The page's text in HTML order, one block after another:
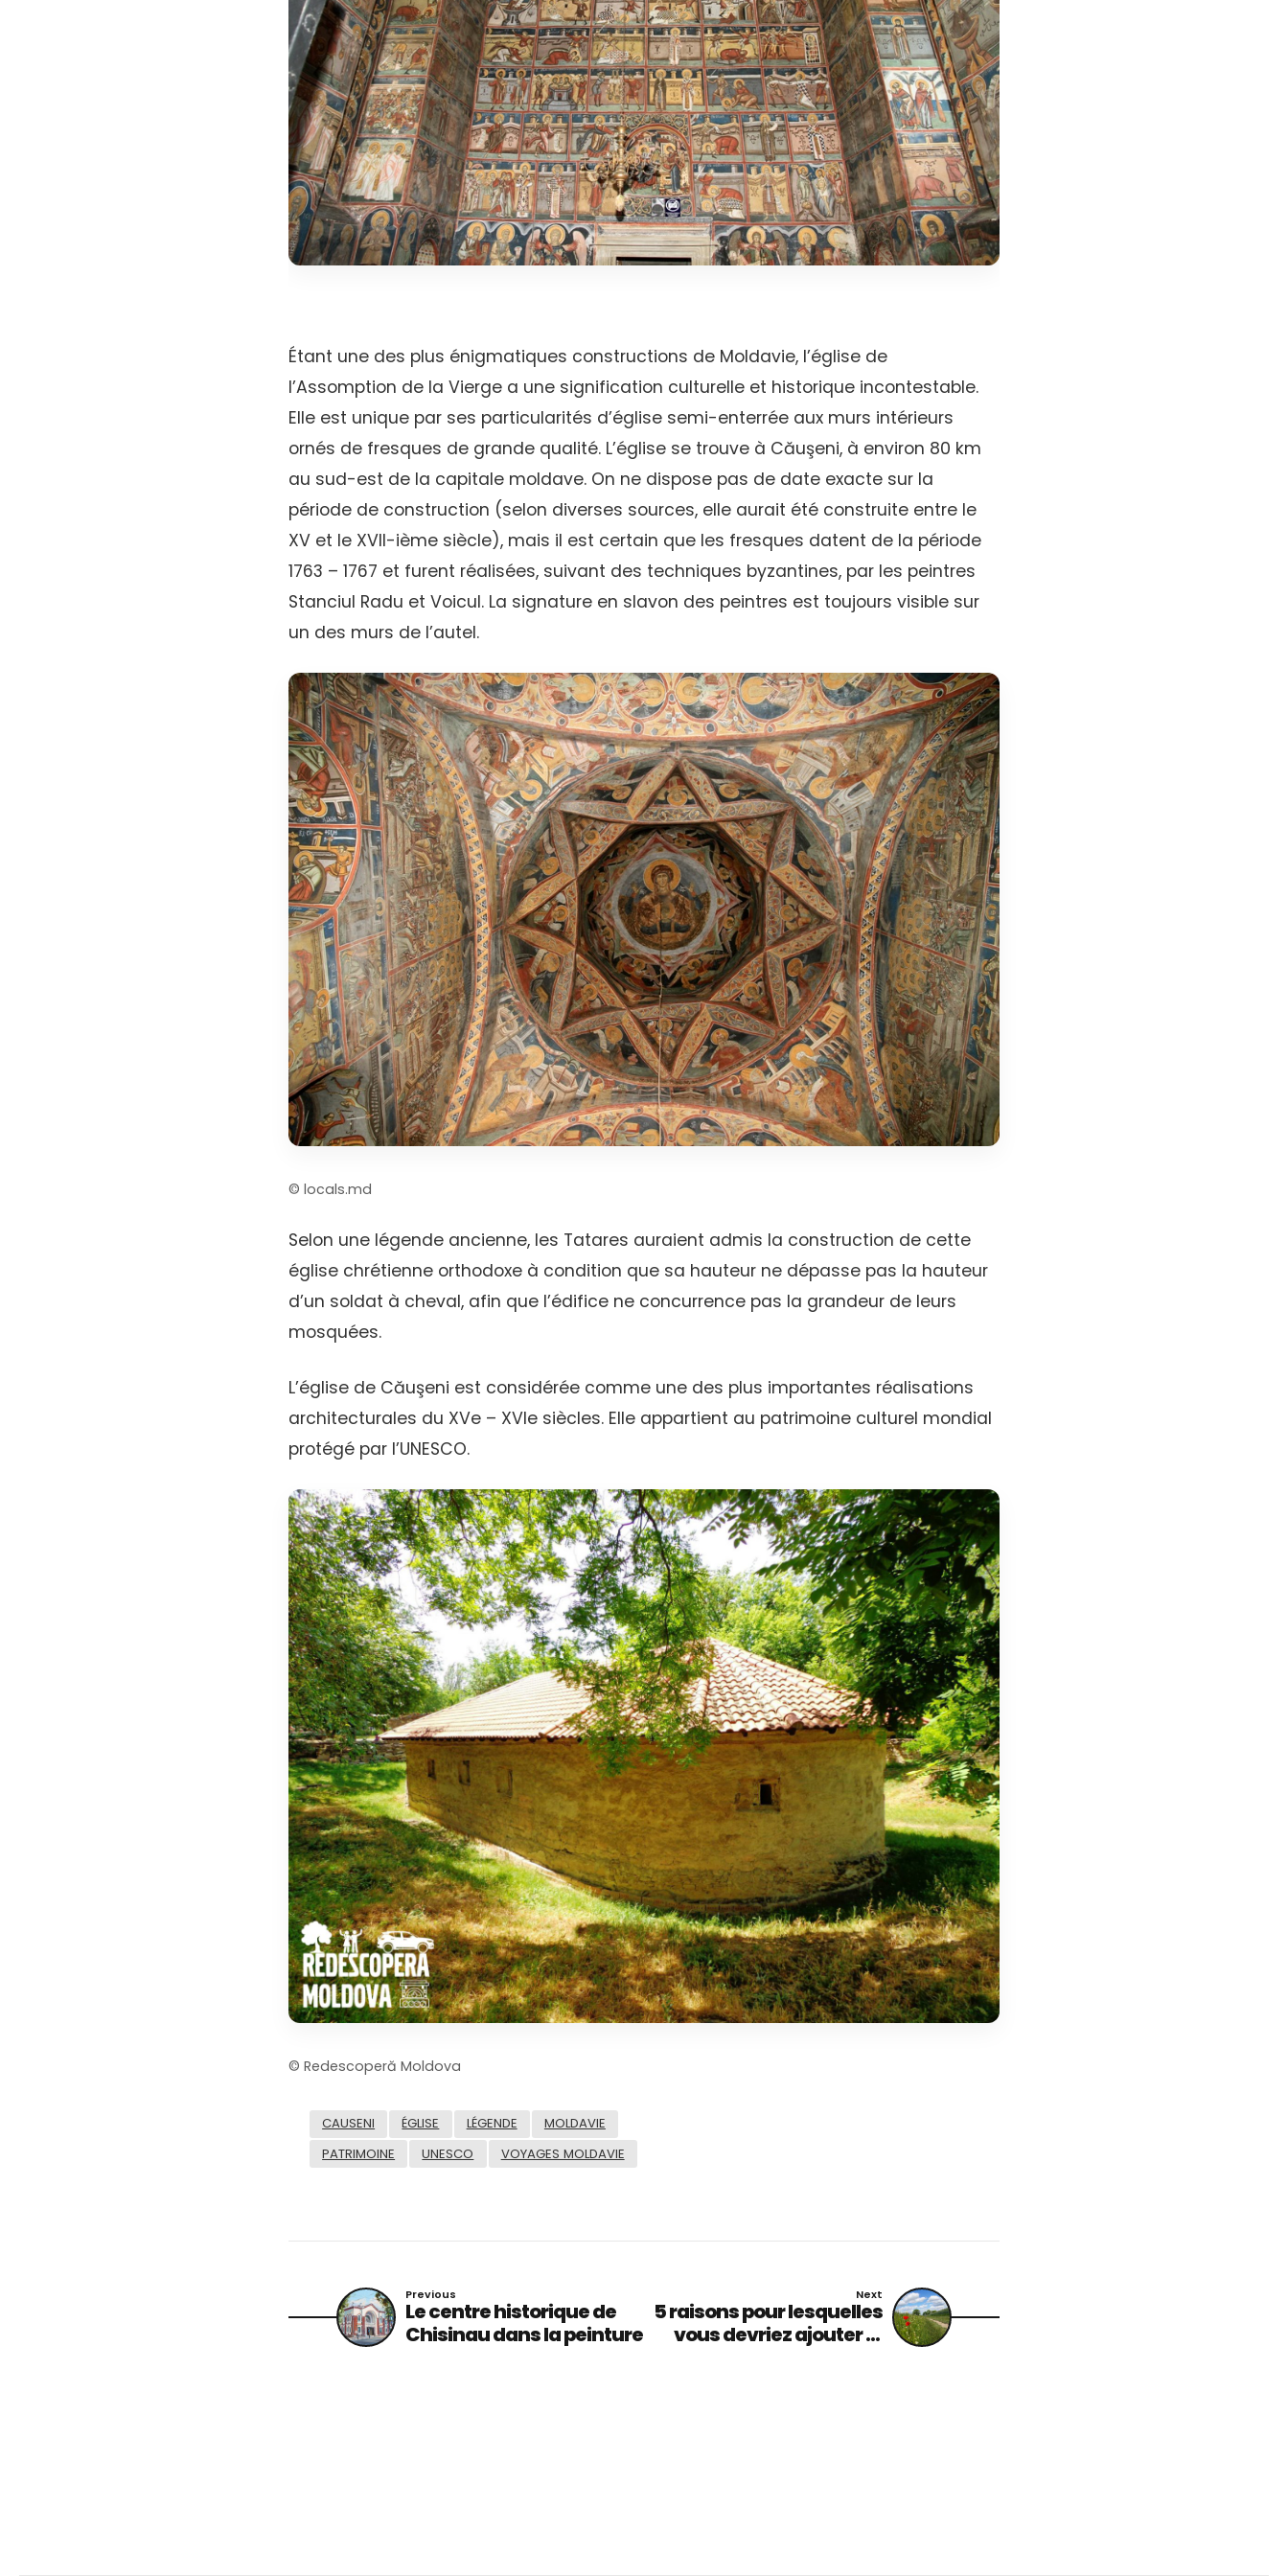
Étant une des plus énigmatiques constructions de Moldavie, l’église de
l’Assomption de la Vierge a une signification culturelle et historique incontestable.
Elle est unique par ses particularités d’église semi-enterrée aux murs intérieurs
ornés de fresques de grande qualité. L’église se trouve à Căuşeni, à environ 80 km
au sud-est de la capitale moldave. On ne dispose pas de date exacte sur la
période de construction (selon diverses sources, elle aurait été construite entre le
XV et le XVII-ième siècle), mais il est certain que les fresques datent de la période
1763 – 1767 et furent réalisées, suivant des techniques byzantines, par les peintres
Stanciul Radu et Voicul. La signature en slavon des peintres est toujours visible sur
un des murs de l’autel.
© locals.md
Selon une légende ancienne, les Tatares auraient admis la construction de cette
église chrétienne orthodoxe à condition que sa hauteur ne dépasse pas la hauteur
d’un soldat à cheval, afin que l’édifice ne concurrence pas la grandeur de leurs
mosquées.
L’église de Căuşeni est considérée comme une des plus importantes réalisations
architecturales du XVe – XVIe siècles. Elle appartient au patrimoine culturel mondial
protégé par l’UNESCO.
© Redescoperă Moldova
CAUSENI ÉGLISE LÉGENDE
MOLDAVIE
PATRIMOINE
UNESCO VOYAGES MOLDAVIE
Previous
Le centre historique de
Chisinau dans la peinture
Next
5 raisons pour lesquelles
vous devriez ajouter la